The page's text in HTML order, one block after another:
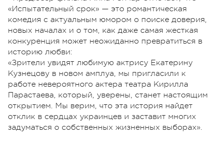
«Испытательный срок» — это романтическая
комедия с актуальным юмором о поиске доверия,
новых началах и о том, как даже самая жесткая
конкуренция может неожиданно превратиться в
историю любви:
«Зрители увидят любимую актрису Екатерину
Кузнецову в новом амплуа, мы пригласили к
работе невероятного актера театра Кирилла
Парастаева, который, уверены, станет настоящим
открытием. Мы верим, что эта история найдет
отклик в сердцах украинцев и заставит многих
задуматься о собственных жизненных выборах».